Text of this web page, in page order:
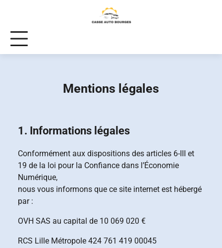
content
Mentions légales
1. Informations légales
Conformément aux dispositions des articles 6-III et
19 de la loi pour la Confiance dans l’Économie
Numérique,
nous vous informons que ce site internet est hébergé
par :
OVH SAS au capital de 10 069 020 €
RCS Lille Métropole 424 761 419 00045